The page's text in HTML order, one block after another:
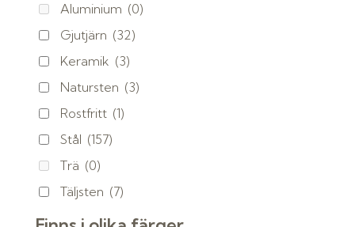
Aluminium (0)
Gjutjärn (32)
Keramik (3)
Natursten (3)
Rostfritt (1)
Stål (157)
Trä (0)
Täljsten (7)